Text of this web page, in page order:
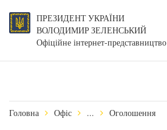
ПРЕЗИДЕНТ УКРАЇНИ
ВОЛОДИМИР ЗЕЛЕНСЬКИЙ
Офіційне інтернет-представництво
Головна Офіс ... Оголошення